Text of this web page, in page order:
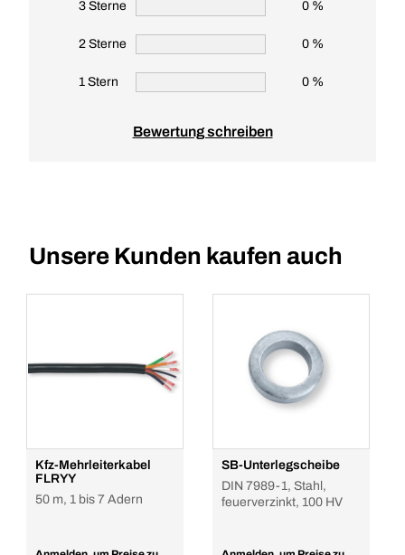
3 Sterne 0 %
2 Sterne 0 %
1 Stern 0 %
Bewertung schreiben
Unsere Kunden kaufen auch
Kfz-Mehrleiterkabel
FLRYY
50 m, 1 bis 7 Adern
SB-Unterlegscheibe
DIN 7989-1, Stahl,
feuerverzinkt, 100 HV